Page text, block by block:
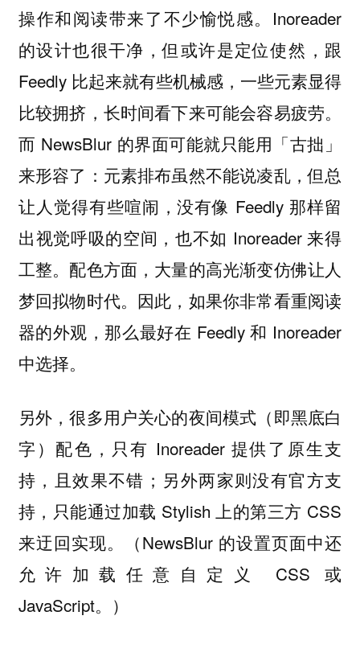
操作和阅读带来了不少愉悦感。Inoreader
的设计也很干净，但或许是定位使然，跟
Feedly 比起来就有些机械感，一些元素显得
比较拥挤，长时间看下来可能会容易疲劳。
而 NewsBlur 的界面可能就只能用「古拙」
来形容了：元素排布虽然不能说凌乱，但总
让人觉得有些喧闹，没有像 Feedly 那样留
出视觉呼吸的空间，也不如 Inoreader 来得
工整。配色方面，大量的高光渐变仿佛让人
梦回拟物时代。因此，如果你非常看重阅读
器的外观，那么最好在 Feedly 和 Inoreader
中选择。
另外，很多用户关心的夜间模式（即黑底白
字）配色，只有 Inoreader 提供了原生支
持，且效果不错；另外两家则没有官方支
持，只能通过加载 Stylish 上的第三方 CSS
来迂回实现。（NewsBlur 的设置页面中还
允许加载任意自定义 CSS 或
JavaScript。）